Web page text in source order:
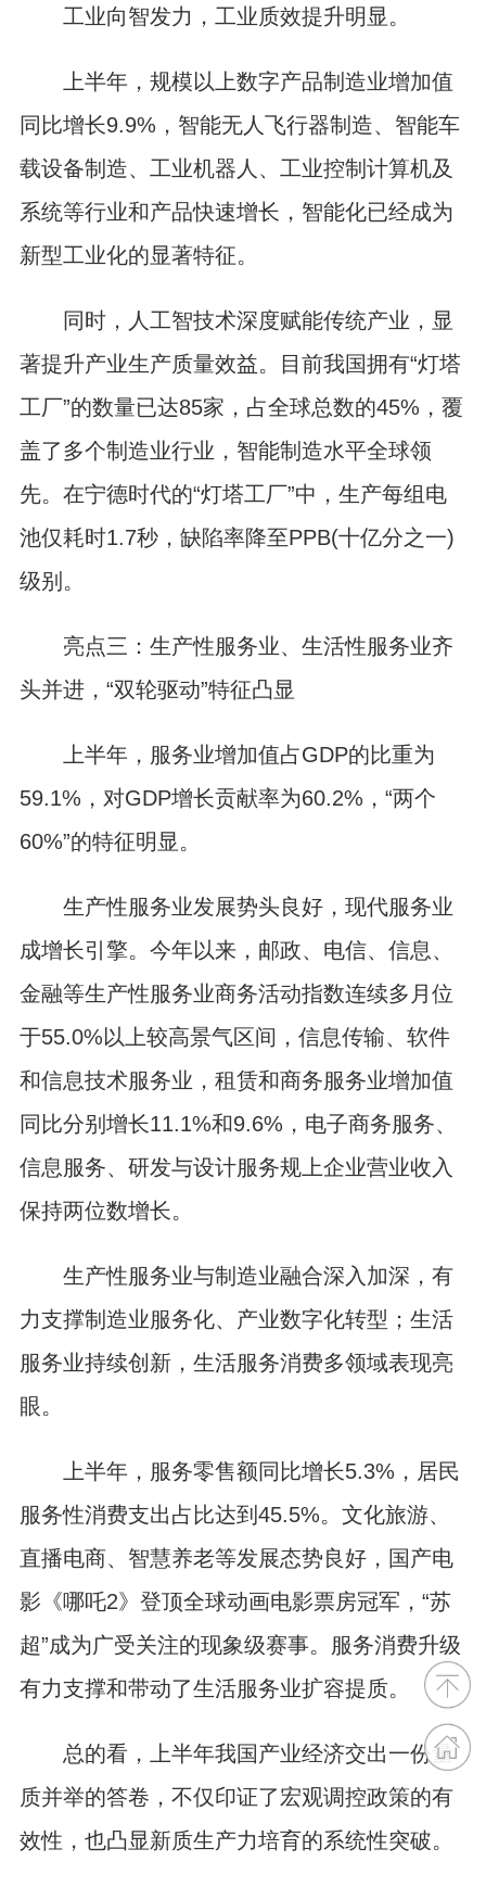
工业向智发力，工业质效提升明显。
上半年，规模以上数字产品制造业增加值
同比增长9.9%，智能无人飞行器制造、智能车
载设备制造、工业机器人、工业控制计算机及
系统等行业和产品快速增长，智能化已经成为
新型工业化的显著特征。
同时，人工智技术深度赋能传统产业，显
著提升产业生产质量效益。目前我国拥有“灯塔
工厂”的数量已达85家，占全球总数的45%，覆
盖了多个制造业行业，智能制造水平全球领
先。在宁德时代的“灯塔工厂”中，生产每组电
池仅耗时1.7秒，缺陷率降至PPB(十亿分之一)
级别。
亮点三：生产性服务业、生活性服务业齐
头并进，“双轮驱动”特征凸显
上半年，服务业增加值占GDP的比重为
59.1%，对GDP增长贡献率为60.2%，“两个
60%”的特征明显。
生产性服务业发展势头良好，现代服务业
成增长引擎。今年以来，邮政、电信、信息、
金融等生产性服务业商务活动指数连续多月位
于55.0%以上较高景气区间，信息传输、软件
和信息技术服务业，租赁和商务服务业增加值
同比分别增长11.1%和9.6%，电子商务服务、
信息服务、研发与设计服务规上企业营业收入
保持两位数增长。
生产性服务业与制造业融合深入加深，有
力支撑制造业服务化、产业数字化转型；生活
服务业持续创新，生活服务消费多领域表现亮
眼。
上半年，服务零售额同比增长5.3%，居民
服务性消费支出占比达到45.5%。文化旅游、
直播电商、智慧养老等发展态势良好，国产电
影《哪吒2》登顶全球动画电影票房冠军，“苏
超”成为广受关注的现象级赛事。服务消费升级
有力支撑和带动了生活服务业扩容提质。
总的看，上半年我国产业经济交出一份量
质并举的答卷，不仅印证了宏观调控政策的有
效性，也凸显新质生产力培育的系统性突破。